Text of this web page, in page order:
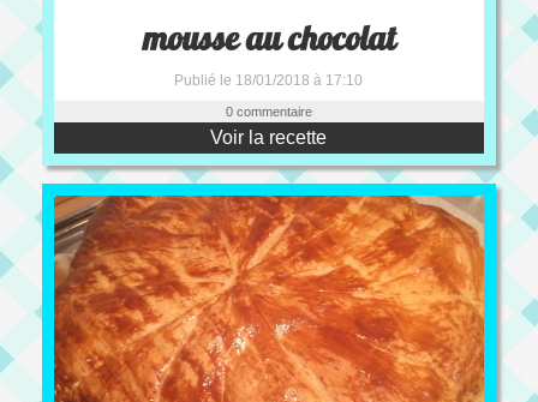
mousse au chocolat
Publié le 18/01/2018 à 17:10
0 commentaire
Voir la recette